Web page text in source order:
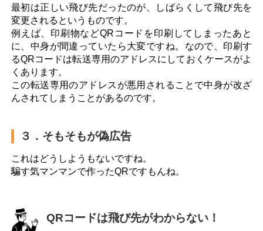
最初は正しい飛び先だったのが、しばらくして飛び先を
変更されるというものです。
例えば、印刷物などQRコードを印刷してしまったあと
に、中身が間違っていたら大変ですね。なので、印刷す
るQRコードは転送専用のアドレスにしておくケースがよ
くあります。
この転送専用のアドレスが悪用されることで中身が改ざ
んされてしまうことがあるのです。
３．そもそもが偽広告
これはどうしようもないですね。
騙す気マンマンで作ったQRですもんね。
QRコードは飛び先がわからない！